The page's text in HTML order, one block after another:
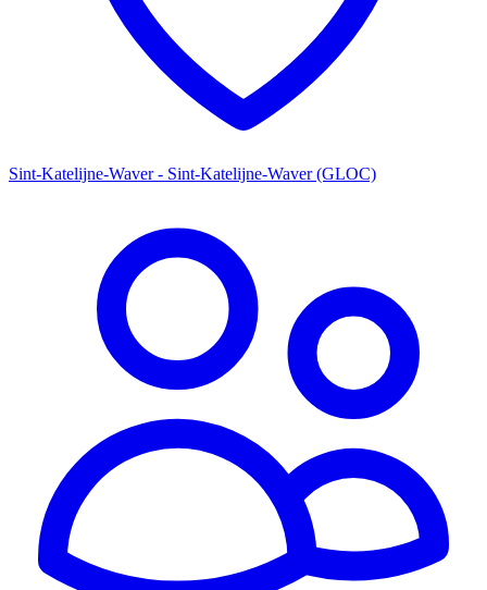
Sint-Katelijne-Waver - Sint-Katelijne-Waver (GLOC)